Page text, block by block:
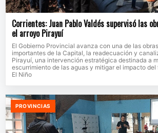
Corrientes: Juan Pablo Valdés supervisó las
el arroyo Pirayuí
El Gobierno Provincial avanza con una de las
importantes de la Capital, la readecuación y
Pirayuí, una intervención estratégica destinada a
escurrimiento de las aguas y mitigar el impacto
El Niño
PROVINCIAS